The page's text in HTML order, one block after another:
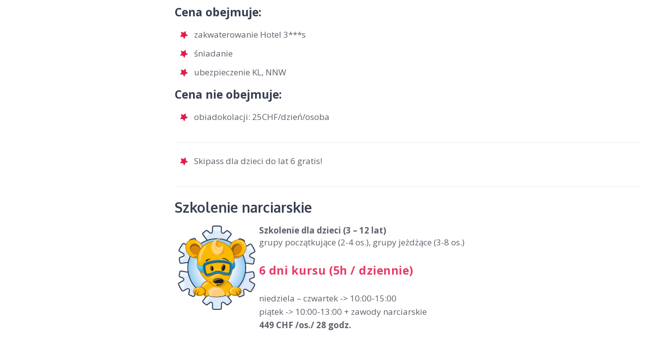
Cena obejmuje:
zakwaterowanie Hotel 3***s
śniadanie
ubezpieczenie KL, NNW
Cena nie obejmuje:
obiadokolacji: 25CHF/dzień/osoba
Skipass dla dzieci do lat 6 gratis!
Szkolenie narciarskie
Szkolenie dla dzieci (3 – 12 lat)
grupy początkujące (2-4 os.), grupy jeżdżące (3-8 os.)
6 dni kursu (5h / dziennie)
niedziela – czwartek -> 10:00-15:00
piątek -> 10:00-13:00 + zawody narciarskie
449 CHF /os./ 28 godz.